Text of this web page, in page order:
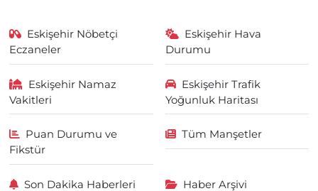
Eskişehir Nöbetçi
Eczaneler
Eskişehir Hava
Durumu
Eskişehir Namaz
Vakitleri
Eskişehir Trafik
Yoğunluk Haritası
Puan Durumu ve
Fikstür
Tüm Manşetler
Son Dakika Haberleri Haber Arşivi